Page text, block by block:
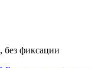
без фиксации